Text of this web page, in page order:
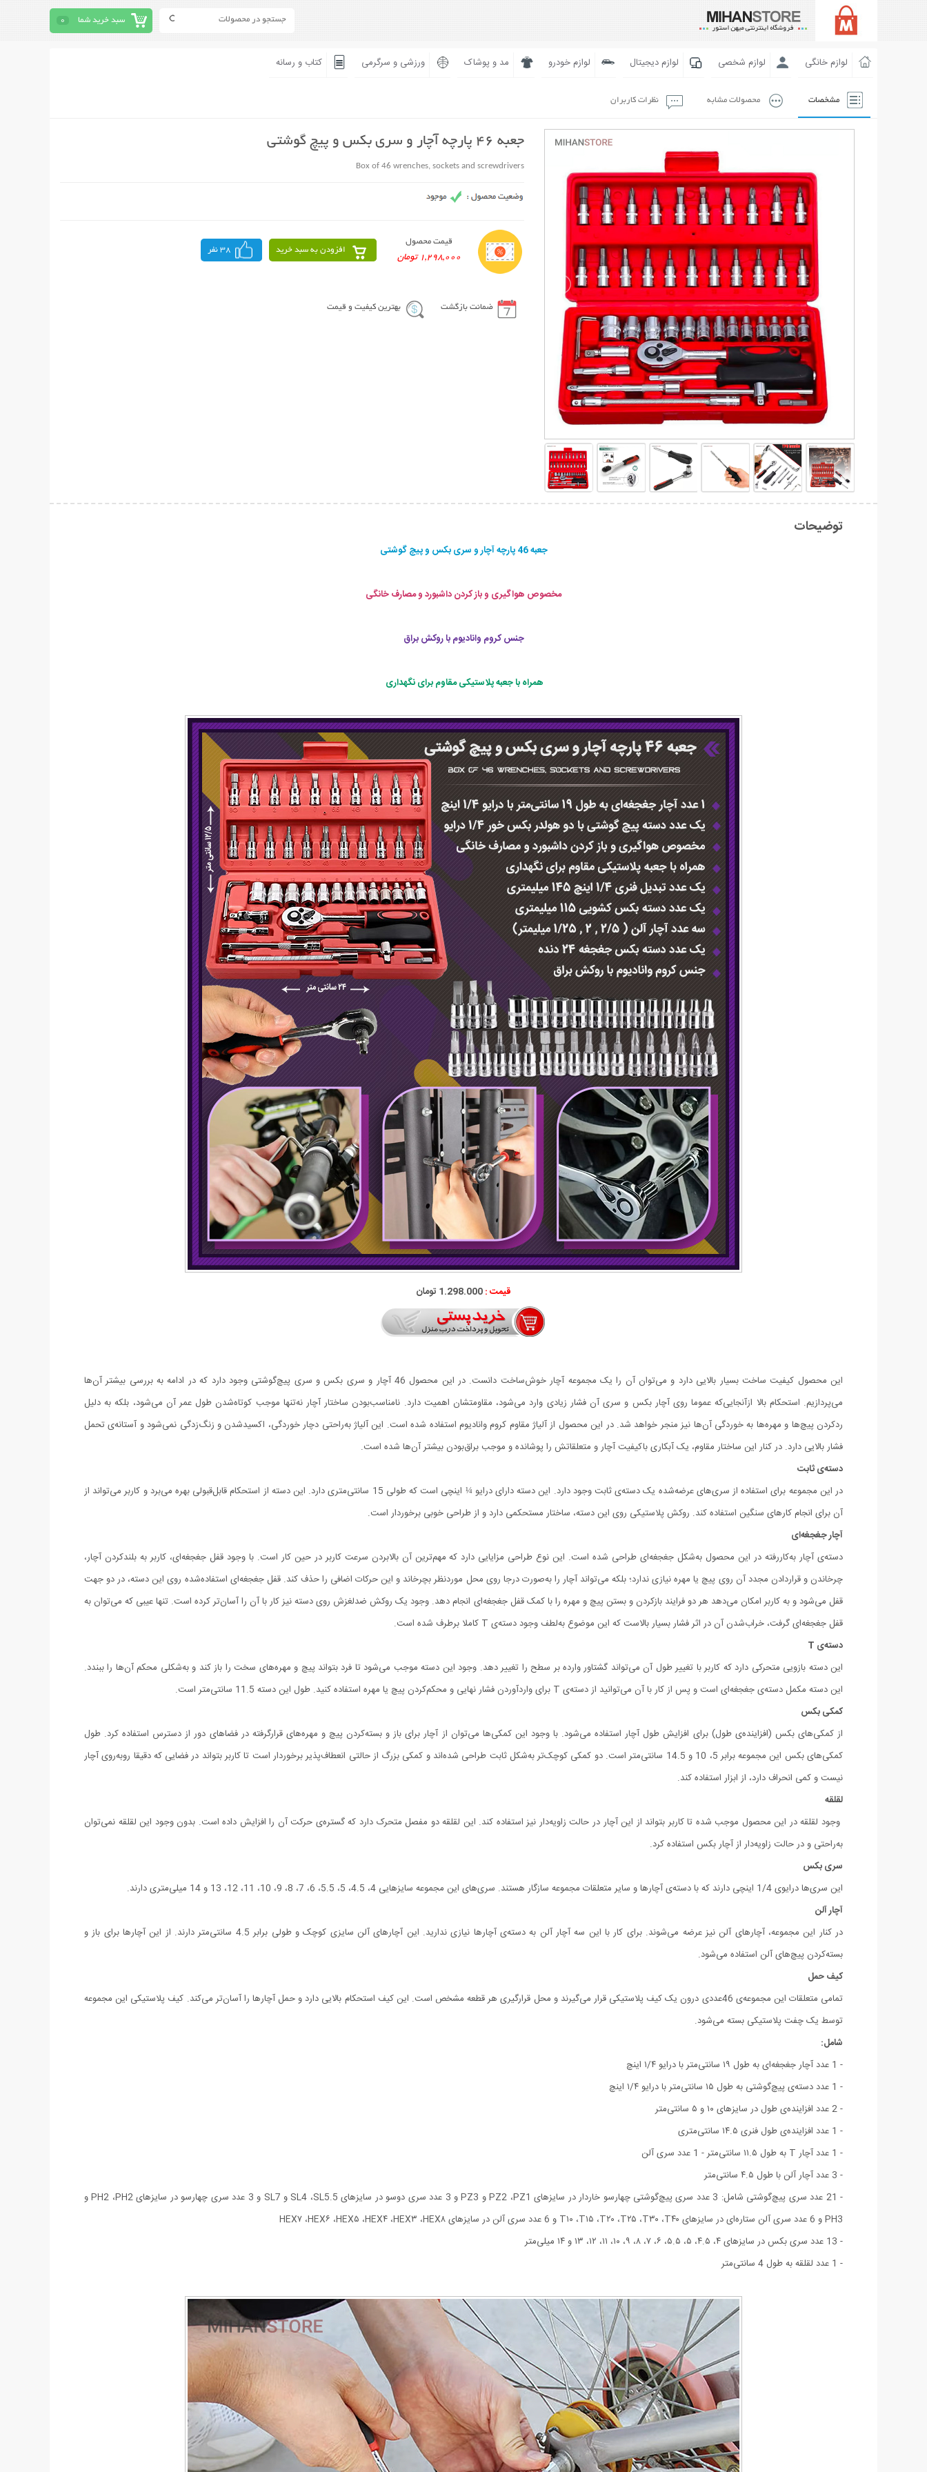
سبد خرید شما 0
لوازم خانگی لوازم شخصی لوازم دیجیتال لوازم خودرو مد و پوشاک ورزشی و سرگرمی کتاب و رسانه
مشخصات محصولات مشابه نظرات کاربران
جعبه 46 پارچه آچار و سری بکس و پیچ گوشتی
Box of 46 wrenches, sockets and screwdrivers
قیمت محصول
1,298,000 تومان
افزودن به سبد خرید 38 نفر
ضمانت بازگشت بهترین کیفیت و قیمت
توضیحات
جعبه 46 پارچه آچار و سری بکس و پیچ گوشتی
مخصوص هواگیری و باز کردن داشبورد و مصارف خانگی
جنس کروم وانادیوم با روکش براق
همراه با جعبه پلاستیکی مقاوم برای نگهداری
قیمت :1.298.000 تومان
این محصول کیفیت ساخت بسیار بالایی دارد و می‌توان آن را یک مجموعه‌ آچار خوش‌ساخت دانست. در این محصول 46 آچار و سری بکس و سری پیچ‌گوشتی وجود دارد که در ادامه به بررسی بیشتر آن‌ها
می‌پردازیم. استحکام بالا ازآنجایی‌که عموما روی آچار بکس و سری آن فشار زیادی وارد می‌شود، مقاومتشان اهمیت دارد. نامناسب‌بودن ساختار آچار نه‌تنها موجب کوتاه‌شدن طول عمر آن می‌شود، بلکه به دلیل
ردکردن پیچ‌ها و مهره‌ها به خوردگی آن‌ها نیز منجر خواهد شد. در این محصول از آلیاژ مقاوم کروم وانادیوم استفاده شده است. این آلیاژ به‌راحتی دچار خوردگی، اکسیدشدن و زنگ‌زدگی نمی‌شود و آستانه‌ی تحمل
فشار بالایی دارد. در کنار این ساختار مقاوم، یک آبکاری باکیفیت آچار و متعلقاتش را پوشانده و موجب براق‌بودن بیشتر آن‌ها شده است.
دسته‌ی ثابت
در این مجموعه برای استفاده از سری‌های عرضه‌شده یک دسته‌ی ثابت وجود دارد. این دسته دارای درایو ¼ اینچی است که طولی 15 سانتی‌متری دارد. این دسته از استحکام قابل‌قبولی بهره می‌برد و کاربر می‌تواند از
آن برای انجام کارهای سنگین استفاده کند. روکش پلاستیکی روی این دسته، ساختار مستحکمی دارد و از طراحی خوبی برخوردار است.
آچار جغجغه‌ای
دسته‌ی آچار به‌کاررفته در این محصول به‌شکل جغجغه‌ای طراحی شده است. این نوع طراحی مزایایی دارد که مهم‌ترین آن بالابردن سرعت کاربر در حین کار است. با وجود قفل جغجغه‌ای، کاربر به بلندکردن آچار،
چرخاندن و قراردادن مجدد آن روی پیچ یا مهره نیازی ندارد؛ بلکه می‌تواند آچار را به‌صورت درجا روی محل موردنظر بچرخاند و این حرکات اضافی را حذف کند. قفل جغجغه‌ای استفاده‌شده روی این دسته، در دو جهت
قفل می‌شود و به کاربر امکان می‌دهد هر دو فرایند بازکردن و بستن پیچ و مهره را با کمک قفل جغجغه‌ای انجام دهد. وجود یک روکش ضدلغزش روی دسته نیز کار با آن را آسان‌تر کرده است. تنها عیبی که می‌توان به
قفل جغجغه‌ای گرفت، خراب‌شدن آن در اثر فشار بسیار بالاست که این موضوع به‌لطف وجود دسته‌ی T کاملا برطرف شده است.
دسته‌ی T
این دسته بازویی متحرکی دارد که کاربر با تغییر طول آن می‌تواند گشتاور وارده بر سطح را تغییر دهد. وجود این دسته موجب می‌شود تا فرد بتواند پیچ و مهره‌های سخت را باز کند و به‌شکلی محکم آن‌ها را ببندد.
این دسته مکمل دسته‌ی جغجغه‌ای است و پس از کار با آن می‌توانید از دسته‌ی T برای واردآوردن فشار نهایی و محکم‌کردن پیچ یا مهره استفاده کنید. طول این دسته 11.5 سانتی‌متر است.
کمکی بکس
از کمکی‌های بکس (افزاینده‌ی طول) برای افزایش طول آچار استفاده می‌شود. با وجود این کمکی‌ها می‌توان از آچار برای باز و بسته‌کردن پیچ و مهره‌های قرارگرفته در فضاهای دور از دسترس استفاده کرد. طول
کمکی‌های بکس این مجموعه برابر 5، 10 و 14.5 سانتی‌متر است. دو کمکی کوچک‌تر به‌شکل ثابت طراحی شده‌اند و کمکی بزرگ از حالتی انعطاف‌پذیر برخوردار است تا کاربر بتواند در فضایی که دقیقا روبه‌روی آچار
نیست و کمی انحراف دارد، از ابزار استفاده کند.
لقلقه
وجود لقلقه در این محصول موجب شده تا کاربر بتواند از این آچار در حالت زاویه‌دار نیز استفاده کند. این لقلقه دو مفصل متحرک دارد که گستره‌ی حرکت آن را افزایش داده است. بدون وجود این لقلقه نمی‌توان
به‌راحتی و در حالت زاویه‌دار از آچار بکس استفاده کرد.
سری بکس
این سری‌ها درایوی 1/4 اینچی دارند که با دسته‌ی آچارها و سایر متعلقات مجموعه سازگار هستند. سری‌های این مجموعه سایزهایی 4، 4.5، 5، 5.5، 6، 7، 8، 9، 10، 11، 12، 13 و 14 میلی‌متری دارند.
آچار آلن
در کنار این مجموعه، آچارهای آلن نیز عرضه می‌شوند. برای کار با این سه آچار آلن به دسته‌ی آچارها نیازی ندارید. این آچارهای آلن سایزی کوچک و طولی برابر 4.5 سانتی‌متر دارند. از این آچارها برای باز و
بسته‌‎کردن پیچ‌های آلن استفاده می‌شود.
کیف حمل
تمامی متعلقات این مجموعه‌ی 46عددی درون یک کیف پلاستیکی قرار می‌گیرند و محل قرارگیری هر قطعه مشخص است. این کیف استحکام بالایی دارد و حمل آچارها را آسان‌تر می‌کند. کیف پلاستیکی این مجموعه
توسط یک چفت پلاستیکی بسته می‌شود.
شامل:
- 1 عدد آچار جغجغه‌ای به طول ۱۹ سانتی‌‎متر با درایو ۱/۴ اینچ
- 1 عدد دسته‌ی پیچ‌گوشتی به طول ۱۵ سانتی‌متر با درایو ۱/۴ اینچ
- 2 عدد افزاینده‌ی طول در سایزهای ۱۰ و ۵ سانتی‌متر
- 1 عدد افزاینده‌ی طول فنری ۱۴.۵ سانتی‌متری
- 1 عدد آچار T به طول ۱۱.۵ سانتی‌متر - 1 عدد سری آلن
- 3 عدد آچار آلن با طول ۴.۵ سانتی‌متر
- 21 عدد سری پیچ‌گوشتی شامل: 3 عدد سری پیچ‌گوشتی چهارسو خاردار در سایزهای PZ2 ،PZ1 و PZ3 و 3 عدد سری دوسو در سایزهای SL4 ،SL5.5 و SL7 و 3 عدد سری چهارسو در سایزهای PH2 ،PH2 و
PH3 و 6 عدد سری آلن ستاره‌ای در سایزهای T۱۰ ،T۱۵ ،T۲۰ ،T۲۵ ،T۳۰ ،T۴۰ و 6 عدد سری آلن در سایزهای HEX۷ ،HEX۶ ،HEX۵ ،HEX۴ ،HEX۳ ،HEX۸
- 13 عدد سری بکس در سایزهای ۴، ۴.۵، ۵، ۵.۵، ۶، ۷، ۸، ۹، ۱۰، ۱۱، ۱۲، ۱۳ و ۱۴ میلی‌متر
- 1 عدد لقلقه به طول 4 سانتی‌متر